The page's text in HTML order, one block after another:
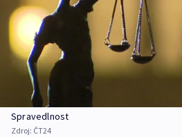
Spravedlnost
Zdroj: ČT24